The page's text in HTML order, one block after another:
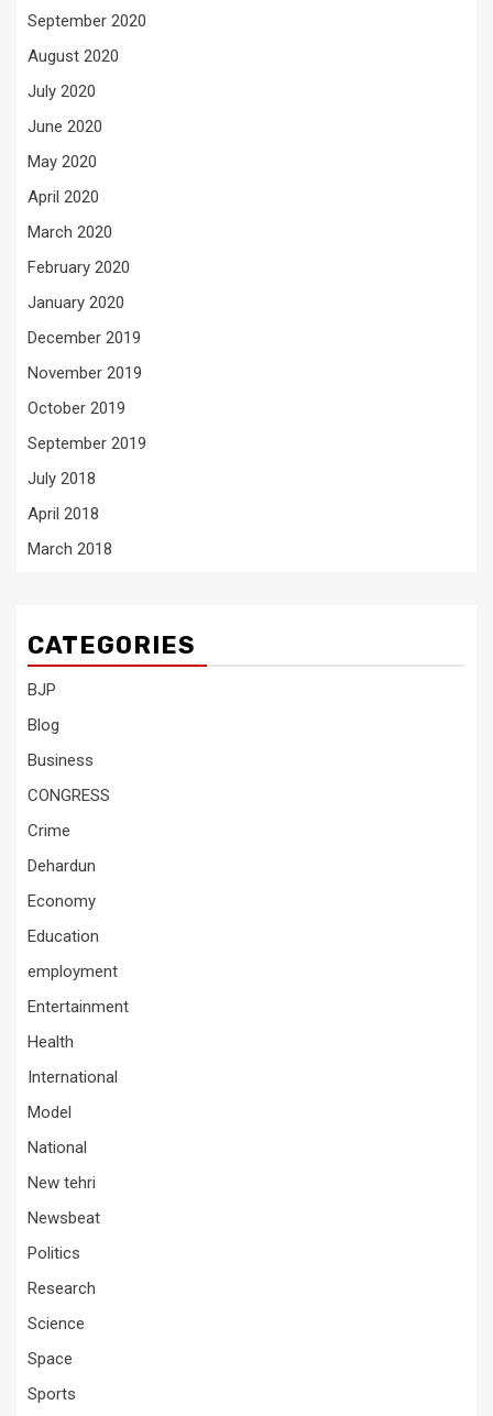
September 2020
August 2020
July 2020
June 2020
May 2020
April 2020
March 2020
February 2020
January 2020
December 2019
November 2019
October 2019
September 2019
July 2018
April 2018
March 2018
CATEGORIES
BJP
Blog
Business
CONGRESS
Crime
Dehardun
Economy
Education
employment
Entertainment
Health
International
Model
National
New tehri
Newsbeat
Politics
Research
Science
Space
Sports